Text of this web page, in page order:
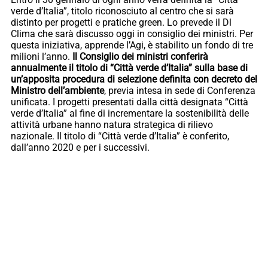
verde d’Italia”, titolo riconosciuto al centro che si sarà
distinto per progetti e pratiche green. Lo prevede il Dl
Clima che sarà discusso oggi in consiglio dei ministri. Per
questa iniziativa, apprende l’Agi, è stabilito un fondo di tre
milioni l’anno.
Il Consiglio dei ministri conferirà
annualmente il titolo di “Città verde d’Italia” sulla base di
un’apposita procedura di selezione definita con decreto del
Ministro dell’ambiente, previa intesa in sede di Conferenza
unificata. I progetti presentati dalla città designata “Città
verde d’Italia” al fine di incrementare la sostenibilità delle
attività urbane hanno natura strategica di rilievo
nazionale. Il titolo di “Città verde d’Italia” è conferito,
dall’anno 2020 e per i successivi.